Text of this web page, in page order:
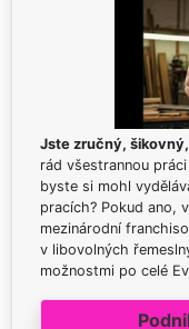
Jste zručný,
rád všestrannou
byste si mohl
pracích? Pokud ano,
mezinárodní
v libovolných
možnostmi po celé